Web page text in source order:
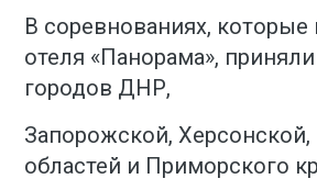
В соревнованиях,
отеля «Панорама»,
городов ДНР,
Запорожской,
областей и Приморского